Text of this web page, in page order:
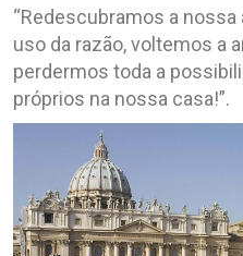
“Redescubramos a
uso da razão, voltemos a
perdermos toda a
próprios na nossa casa!”.